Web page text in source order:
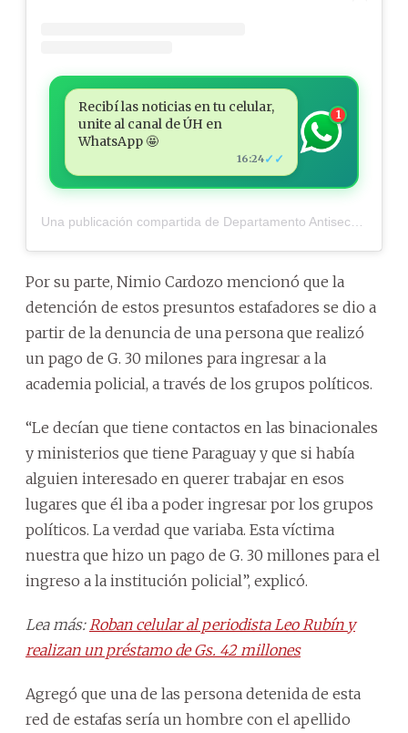
Recibí las noticias en tu celular,
unite al canal de ÚH en
WhatsApp 🤩
16:24✓✓
1
Por su parte, Nimio Cardozo mencionó que la
detención de estos presuntos estafadores se dio a
partir de la denuncia de una persona que realizó
un pago de G. 30 milones para ingresar a la
academia policial, a través de los grupos políticos.
“Le decían que tiene contactos en las binacionales
y ministerios que tiene Paraguay y que si había
alguien interesado en querer trabajar en esos
lugares que él iba a poder ingresar por los grupos
políticos. La verdad que variaba. Esta víctima
nuestra que hizo un pago de G. 30 millones para el
ingreso a la institución policial”, explicó.
Lea más: Roban celular al periodista Leo Rubín y
realizan un préstamo de Gs. 42 millones
Agregó que una de las persona detenida de esta
red de estafas sería un hombre con el apellido